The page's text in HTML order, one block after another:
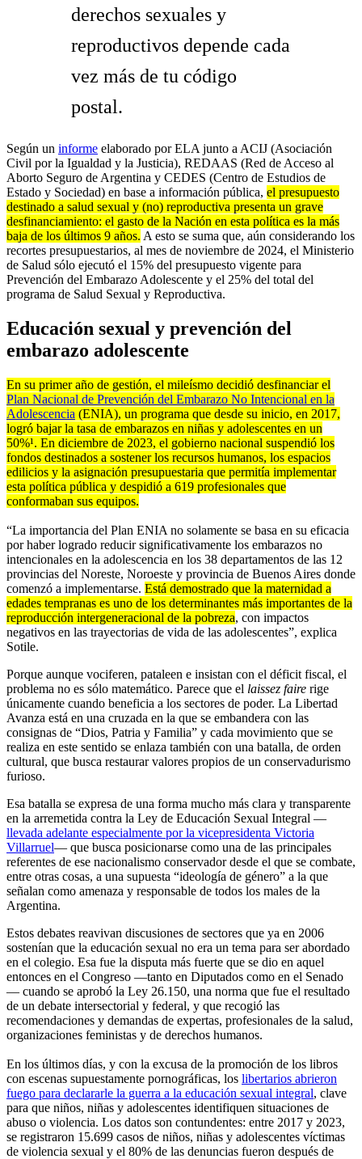
derechos sexuales y
reproductivos depende cada
vez más de tu código
postal.
Según un informe elaborado por ELA junto a ACIJ (Asociación
Civil por la Igualdad y la Justicia), REDAAS (Red de Acceso al
Aborto Seguro de Argentina y CEDES (Centro de Estudios de
Estado y Sociedad) en base a información pública, el presupuesto
destinado a salud sexual y (no) reproductiva presenta un grave
desfinanciamiento: el gasto de la Nación en esta política es la más
baja de los últimos 9 años. A esto se suma que, aún considerando los
recortes presupuestarios, al mes de noviembre de 2024, el Ministerio
de Salud sólo ejecutó el 15% del presupuesto vigente para
Prevención del Embarazo Adolescente y el 25% del total del
programa de Salud Sexual y Reproductiva.
Educación sexual y prevención del
embarazo adolescente
En su primer año de gestión, el mileísmo decidió desfinanciar el
Plan Nacional de Prevención del Embarazo No Intencional en la
Adolescencia (ENIA), un programa que desde su inicio, en 2017,
logró bajar la tasa de embarazos en niñas y adolescentes en un
50%¹. En diciembre de 2023, el gobierno nacional suspendió los
fondos destinados a sostener los recursos humanos, los espacios
edilicios y la asignación presupuestaria que permitía implementar
esta política pública y despidió a 619 profesionales que
conformaban sus equipos.
“La importancia del Plan ENIA no solamente se basa en su eficacia
por haber logrado reducir significativamente los embarazos no
intencionales en la adolescencia en los 38 departamentos de las 12
provincias del Noreste, Noroeste y provincia de Buenos Aires donde
comenzó a implementarse. Está demostrado que la maternidad a
edades tempranas es uno de los determinantes más importantes de la
reproducción intergeneracional de la pobreza, con impactos
negativos en las trayectorias de vida de las adolescentes”, explica
Sotile.
Porque aunque vociferen, pataleen e insistan con el déficit fiscal, el
problema no es sólo matemático. Parece que el laissez faire rige
únicamente cuando beneficia a los sectores de poder. La Libertad
Avanza está en una cruzada en la que se embandera con las
consignas de “Dios, Patria y Familia” y cada movimiento que se
realiza en este sentido se enlaza también con una batalla, de orden
cultural, que busca restaurar valores propios de un conservadurismo
furioso.
Esa batalla se expresa de una forma mucho más clara y transparente
en la arremetida contra la Ley de Educación Sexual Integral —
llevada adelante especialmente por la vicepresidenta Victoria
Villarruel— que busca posicionarse como una de las principales
referentes de ese nacionalismo conservador desde el que se combate,
entre otras cosas, a una supuesta “ideología de género” a la que
señalan como amenaza y responsable de todos los males de la
Argentina.
Estos debates reavivan discusiones de sectores que ya en 2006
sostenían que la educación sexual no era un tema para ser abordado
en el colegio. Esa fue la disputa más fuerte que se dio en aquel
entonces en el Congreso —tanto en Diputados como en el Senado
— cuando se aprobó la Ley 26.150, una norma que fue el resultado
de un debate intersectorial y federal, y que recogió las
recomendaciones y demandas de expertas, profesionales de la salud,
organizaciones feministas y de derechos humanos.
En los últimos días, y con la excusa de la promoción de los libros
con escenas supuestamente pornográficas, los libertarios abrieron
fuego para declararle la guerra a la educación sexual integral, clave
para que niños, niñas y adolescentes identifiquen situaciones de
abuso o violencia. Los datos son contundentes: entre 2017 y 2023,
se registraron 15.699 casos de niños, niñas y adolescentes víctimas
de violencia sexual y el 80% de las denuncias fueron después de